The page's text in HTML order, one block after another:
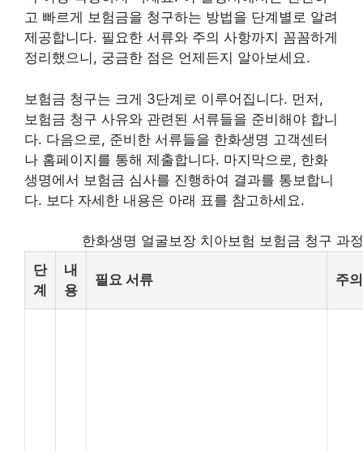
고 빠르게 보험금을 청구하는 방법을 단계별로 알려
제공합니다. 필요한 서류와 주의 사항까지 꼼꼼하게
정리했으니, 궁금한 점은 언제든지 알아보세요.
보험금 청구는 크게 3단계로 이루어집니다. 먼저,
보험금 청구 사유와 관련된 서류들을 준비해야 합니
다. 다음으로, 준비한 서류들을 한화생명 고객센터
나 홈페이지를 통해 제출합니다. 마지막으로, 한화
생명에서 보험금 심사를 진행하여 결과를 통보합니
다. 보다 자세한 내용은 아래 표를 참고하세요.
한화생명 얼굴보장 치아보험 보험금 청구 과정
단
계
내
용
필요 서류 주